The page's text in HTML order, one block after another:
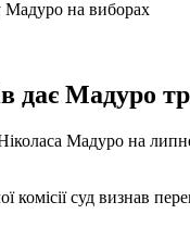
дає Мадуро
Мадуро на
комісії суд визнав